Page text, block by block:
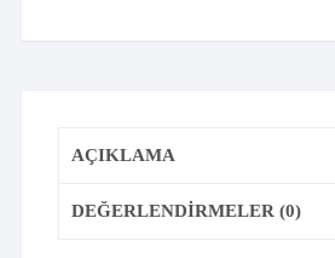
ml
AÇIKLAMA
DEĞERLENDIRMELER (0)